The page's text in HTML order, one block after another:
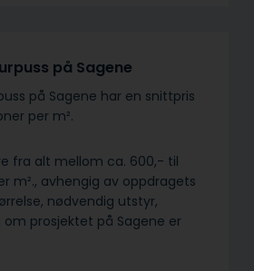
på Sagene
på Sagene har en snittpris
per m².
fra alt mellom ca. 600,- til
m²., avhengig av oppdragets
nødvendig utstyr,
prosjektet på Sagene er